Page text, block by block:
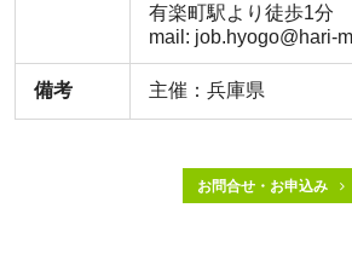
有楽町駅より徒歩1分
mail: job.hyogo@hari-
備考 主催：兵庫県
お問合せ・お申込み